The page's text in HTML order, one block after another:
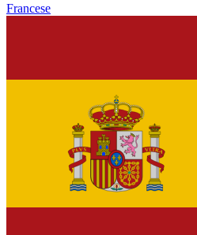
Francese